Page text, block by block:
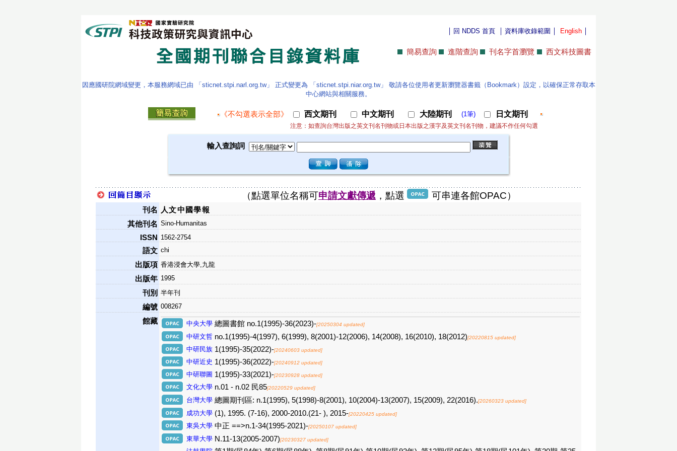
回 NDDS 首頁 資料庫收錄範圍 English
簡易查詢 進階查詢 刊名字首瀏覽 西文科技圖書
因應國研院網域變更，本服務網域已由 「sticnet.stpi.narl.org.tw」 正式變更為 「sticnet.stpi.niar.org.tw」 敬請各位使用者更新瀏覽器書籤（Bookmark）設定，以確保正常存取本
中心網站與相關服務。
《不勾選表示全部》 西文期刊 中文期刊 大陸期刊 (1筆) 日文期刊
注意：如查詢台灣出版之英文刊名刊物或日本出版之漢字及英文刊名刊物，建議不作任何勾選
輸入查詢詞
（點選單位名稱可申請文獻傳遞 ，點選 可串連各館OPAC）
刊名
人文中國學報
其他刊名 Sino-Humanitas
ISSN 1562-2754
語文 chi
出版項 香港浸會大學,九龍
出版年 1995
刊別 半年刊
編號 008267
館藏 中央大學 總圖書館 no.1(1995)-36(2023)-[20250304 updated]
中研文哲 no.1(1995)-4(1997), 6(1999), 8(2001)-12(2006), 14(2008), 16(2010), 18(2012)[20220815 updated]
中研民族 1(1995)-35(2022)-[20240603 updated]
中研近史 1(1995)-36(2022)-[20240912 updated]
中研聯圖 1(1995)-33(2021)-[20230928 updated]
文化大學 n.01 - n.02 民85[20220529 updated]
台灣大學 總圖期刊區: n.1(1995), 5(1998)-8(2001), 10(2004)-13(2007), 15(2009), 22(2016).[20260323 updated]
成功大學 (1), 1995. (7-16), 2000-2010.(21- ), 2015-[20220425 updated]
東吳大學 中正 ==>n.1-34(1995-2021)-[20250107 updated]
東華大學 N.11-13(2005-2007)[20230327 updated]